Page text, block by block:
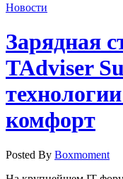
Новости
Зарядная
TAdviser
комфорт
Posted By Boxmoment